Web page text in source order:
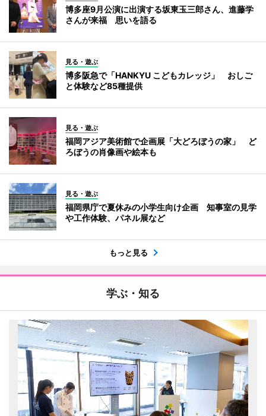
博多座9月公演に出演する坂東玉三郎さん、進藤学
さんが来福 思いを語る
見る・遊ぶ
博多阪急で「HANKYU こどもカレッジ」 おしご
と体験など85種提供
見る・遊ぶ
福岡アジア美術館で企画展「大どろぼうの家」 ど
ろぼうの肖像画や絵本も
見る・遊ぶ
福岡県庁で夏休みの小学生向け企画 知事室の見学
や工作体験、パネル展など
もっと見る
学ぶ・知る